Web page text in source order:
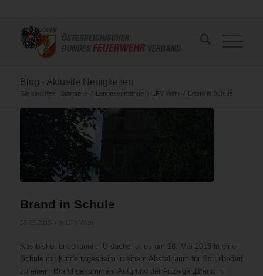
Blog - Aktuelle Neuigkeiten
Sie sind hier: Startseite / Landesverbände / LFV Wien / Brand in Schule
Brand in Schule
Aus bisher unbekannter Ursache ist es am 18. Mai 2015 in einer
Schule mit Kindertagesheim in einem Abstellraum für Schulbedarf
zu einem Brand gekommen. Aufgrund der Anzeige „Brand in